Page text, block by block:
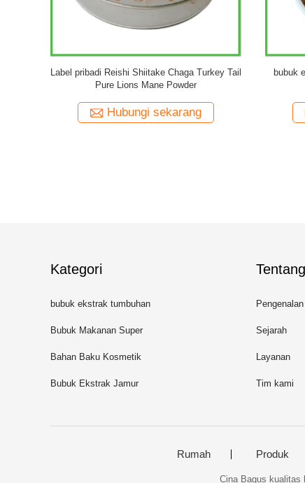
100% Natural Pure Turkey Tail Mushroom
Extract Powder Suplemen Makanan
Hubungi sekarang
Pure
Kategori
bubuk ekstrak tumbuhan
Bubuk Makanan Super
Bahan Baku Kosmetik
Bubuk Ekstrak Jamur
Pengenalan
Sejarah
Layanan
Tim kami
Rumah Produk
Cina Bagus kualitas